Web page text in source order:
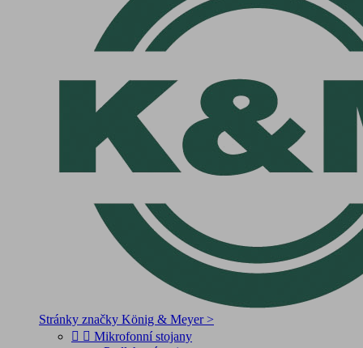
Stránky značky König & Meyer >
  Mikrofonní stojany